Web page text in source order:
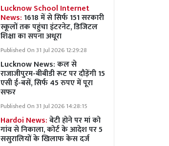
Lucknow School Internet
News:1618 में से सिर्फ 151 सरकारी
स्कूलों तक पहुंचा इंटरनेट, डिजिटल
शिक्षा का सपना अधूरा
Published On 31 Jul 2026 12:29:28
Lucknow News:कल से
राजाजीपुरम-बीबीडी रूट पर दौड़ेंगी 15
एसी ई-बसें, सिर्फ 45 रुपए में पूरा
सफर
Published On 31 Jul 2026 14:28:15
Hardoi News:बेटी होने पर मां को
गांव से निकाला, कोर्ट के आदेश पर 5
ससुरालियों के खिलाफ केस दर्ज